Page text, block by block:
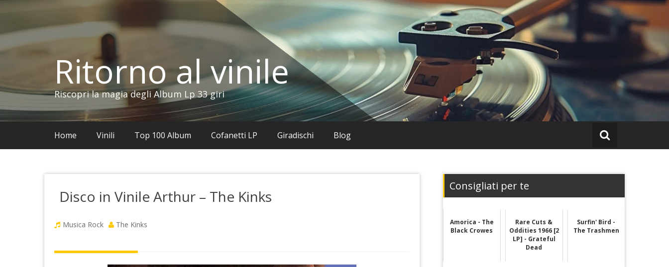
contenuto
Ritorno al vinile
Riscopri la magia degli Album Lp 33 giri
Home Vinili Top 100 Album Cofanetti LP Giradischi Blog
Disco in Vinile Arthur – The Kinks
Musica Rock The Kinks
Consigliati per te
Amorica - The
Black Crowes
Rare Cuts &
Oddities 1966 [2
LP] - Grateful
Dead
Surfin' Bird -
The Trashmen